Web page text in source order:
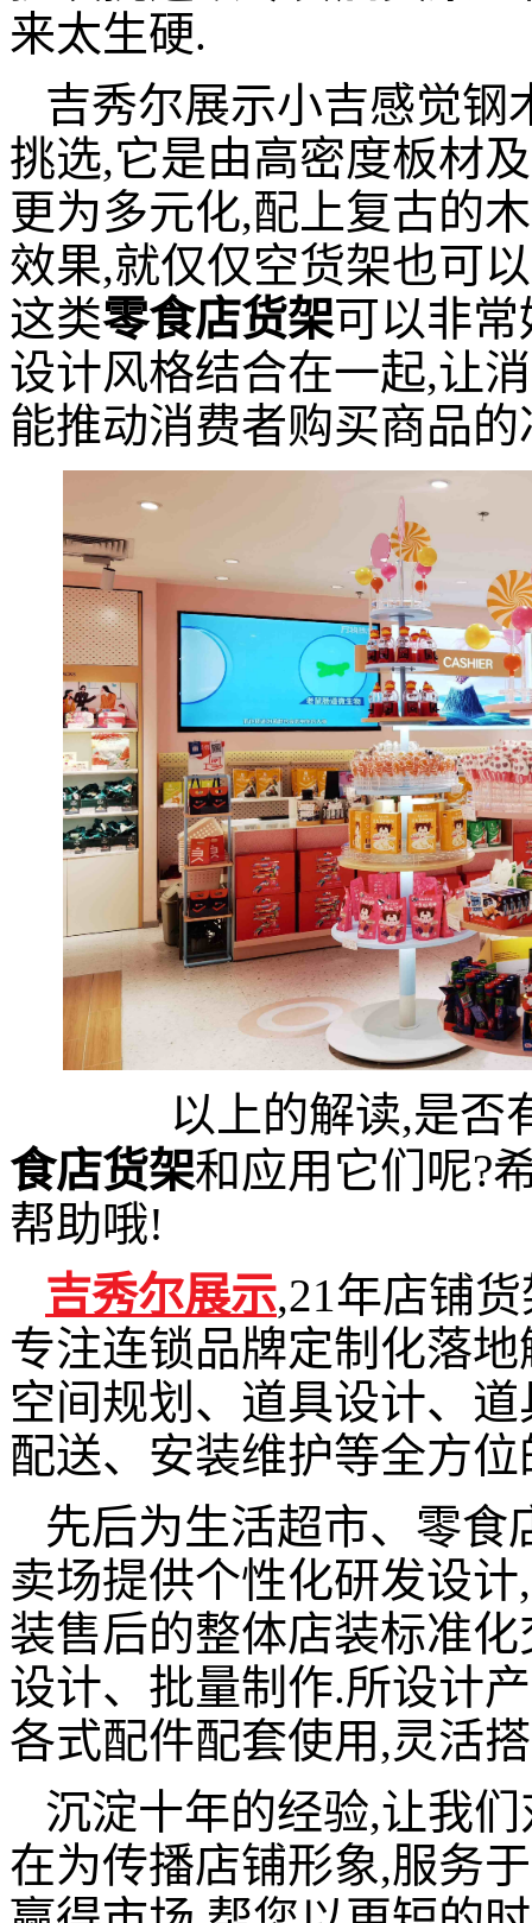
来太生硬.
吉秀尔展示小吉感觉钢
挑选,它是由高密度板材
更为多元化,配上复古的
效果,就仅仅空货架也可
这类零食店货架可以非
设计风格结合在一起,让
能推动消费者购买商品的
以上的解读,是否
食店货架和应用它们呢?
帮助哦!
吉秀尔展示,21年店铺
专注连锁品牌定制化落
空间规划、道具设计、
配送、安装维护等全方
先后为生活超市、零食
卖场提供个性化研发设
装售后的整体店装标准
设计、批量制作.所设计
各式配件配套使用,灵活
沉淀十年的经验,让我
在为传播店铺形象,服务